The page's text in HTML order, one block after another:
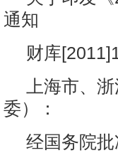
通知
财库
上海市、
委）：
经国务院